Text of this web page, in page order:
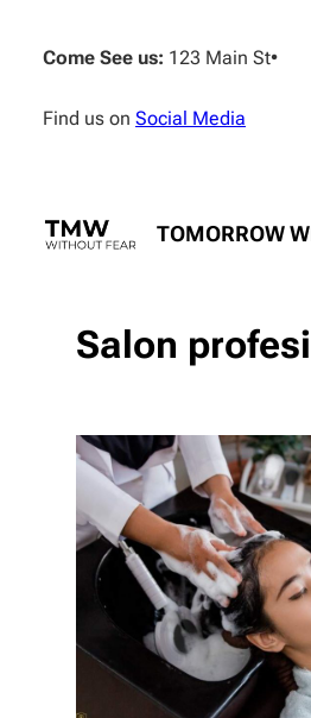
content
Come See us: 123 Main St•
Find us on Social Media
TOMORROW
Salon